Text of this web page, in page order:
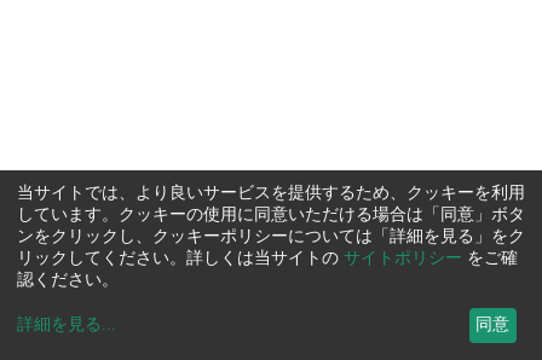
当サイトでは、より良いサービスを提供するため、クッキーを利用
しています。クッキーの使用に同意いただける場合は「同意」ボタ
ンをクリックし、クッキーポリシーについては「詳細を見る」をク
リックしてください。詳しくは当サイトの サイトポリシー をご確
認ください。
詳細を見る ... 同意